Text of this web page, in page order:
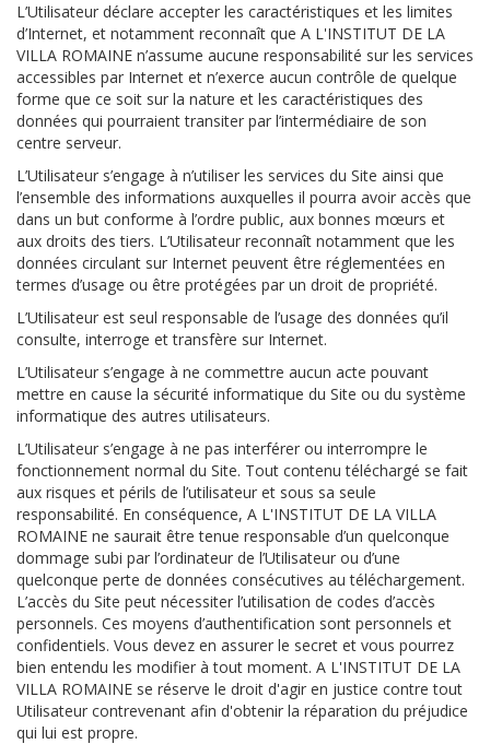
L’Utilisateur déclare accepter les caractéristiques et les limites
d’Internet, et notamment reconnaît que A L'INSTITUT DE LA
VILLA ROMAINE n’assume aucune responsabilité sur les services
accessibles par Internet et n’exerce aucun contrôle de quelque
forme que ce soit sur la nature et les caractéristiques des
données qui pourraient transiter par l’intermédiaire de son
centre serveur.
L’Utilisateur s’engage à n’utiliser les services du Site ainsi que
l’ensemble des informations auxquelles il pourra avoir accès que
dans un but conforme à l’ordre public, aux bonnes mœurs et
aux droits des tiers. L’Utilisateur reconnaît notamment que les
données circulant sur Internet peuvent être réglementées en
termes d’usage ou être protégées par un droit de propriété.
L’Utilisateur est seul responsable de l’usage des données qu’il
consulte, interroge et transfère sur Internet.
L’Utilisateur s’engage à ne commettre aucun acte pouvant
mettre en cause la sécurité informatique du Site ou du système
informatique des autres utilisateurs.
L’Utilisateur s’engage à ne pas interférer ou interrompre le
fonctionnement normal du Site. Tout contenu téléchargé se fait
aux risques et périls de l’utilisateur et sous sa seule
responsabilité. En conséquence, A L'INSTITUT DE LA VILLA
ROMAINE ne saurait être tenue responsable d’un quelconque
dommage subi par l’ordinateur de l’Utilisateur ou d’une
quelconque perte de données consécutives au téléchargement.
L’accès du Site peut nécessiter l’utilisation de codes d’accès
personnels. Ces moyens d’authentification sont personnels et
confidentiels. Vous devez en assurer le secret et vous pourrez
bien entendu les modifier à tout moment. A L'INSTITUT DE LA
VILLA ROMAINE se réserve le droit d'agir en justice contre tout
Utilisateur contrevenant afin d'obtenir la réparation du préjudice
qui lui est propre.